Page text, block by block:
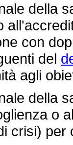
della
con
del
agli
della
o
crisi) per